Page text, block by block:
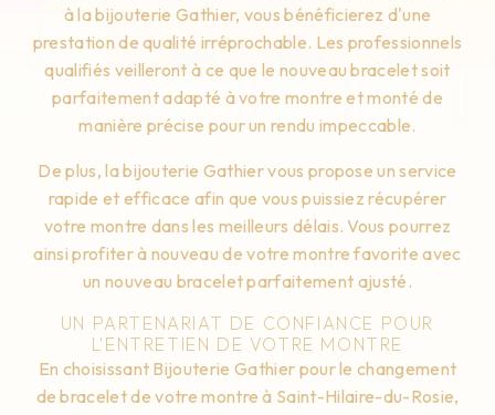
à la bijouterie Gathier, vous bénéficierez d'une
prestation de qualité irréprochable. Les professionnels
qualifiés veilleront à ce que le nouveau bracelet soit
parfaitement adapté à votre montre et monté de
manière précise pour un rendu impeccable.
De plus, la bijouterie Gathier vous propose un service
rapide et efficace afin que vous puissiez récupérer
votre montre dans les meilleurs délais. Vous pourrez
ainsi profiter à nouveau de votre montre favorite avec
un nouveau bracelet parfaitement ajusté.
UN PARTENARIAT DE CONFIANCE POUR
L'ENTRETIEN DE VOTRE MONTRE
En choisissant Bijouterie Gathier pour le changement
de bracelet de votre montre à Saint-Hilaire-du-Rosie,